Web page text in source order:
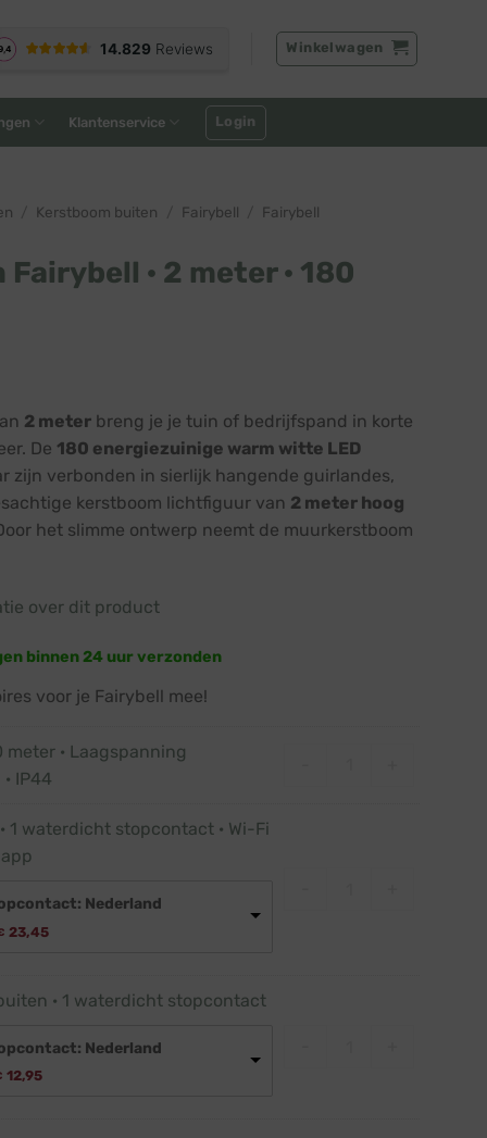
Winkelwagen
Klantenservice Login
Kerstboom buiten Fairybell
Fairybell
· 2 meter · 180
2 meter breng je je tuin of bedrijfspand in korte
De 180 energiezuinige warm witte LED
zijn verbonden in sierlijk hangende guirlandes,
kerstboom lichtfiguur van 2 meter hoog
het slimme ontwerp neemt de muurkerstboom
over dit product
binnen 24 uur verzonden
voor je Fairybell mee!
meter · Laagspanning
IP44
1 waterdicht stopcontact · Wi-Fi
Nederland
23,45Huidige
· 1 waterdicht stopcontact
Nederland
12,95Huidige